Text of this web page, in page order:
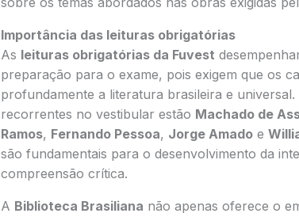
Importância das leituras obrigatórias
As leituras obrigatórias da Fuvest
preparação para o exame, pois exigem que os
profundamente a literatura brasileira e
recorrentes no vestibular estão Machado de
Ramos, Fernando Pessoa, Jorge Amadoe
são fundamentais para o desenvolvimento da
compreensão crítica.
A Biblioteca Brasiliana não apenas oferece o